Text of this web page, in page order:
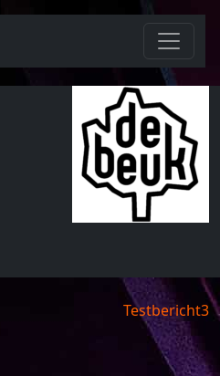
Testbericht3